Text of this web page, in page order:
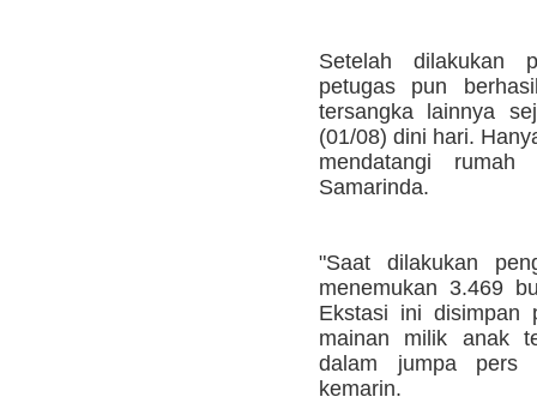
Setelah dilakukan
petugas pun
tersangka lainnya
(01/08) dini hari.
mendatangi
Samarinda.
"Saat dilakukan
menemukan 3.469
Ekstasi ini disimpan
mainan milik anak
dalam jumpa pers
kemarin.